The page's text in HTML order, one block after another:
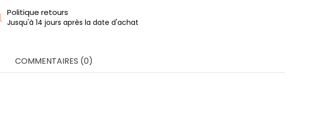
Politique retours
Jusqu'à 14 jours après la date d'achat
COMMENTAIRES (0)